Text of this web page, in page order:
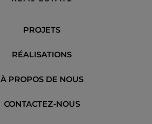
PROJETS
RÉALISATIONS
À PROPOS DE NOUS
CONTACTEZ-NOUS